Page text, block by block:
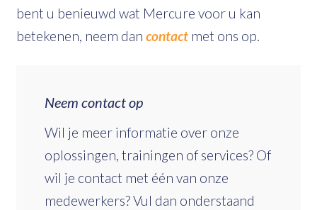
bent u benieuwd wat Mercure voor u kan
betekenen, neem dan contact met ons op.
Neem contact op
Wil je meer informatie over onze
oplossingen, trainingen of services? Of
wil je contact met één van onze
medewerkers? Vul dan onderstaand